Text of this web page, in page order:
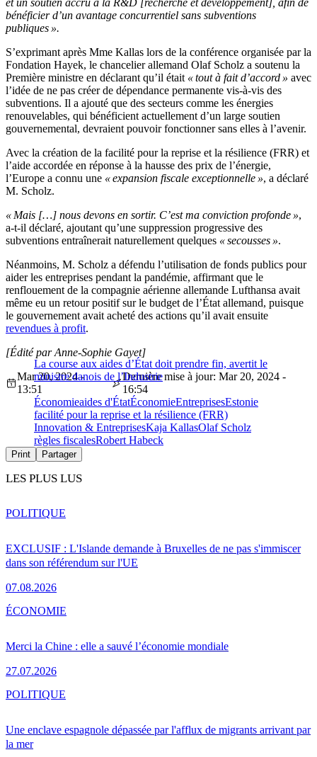
et un soutien accru à la R&D [recherche et développement], afin de
bénéficier d’un avantage concurrentiel sans subventions
publiques ».
S’exprimant après Mme Kallas lors de la conférence organisée par la
Fondation Hayek, le chancelier allemand Olaf Scholz a soutenu la
Première ministre en déclarant qu’il était « tout à fait d’accord » avec
l’idée de ne pas créer de dépendance permanente vis-à-vis des
subventions. Il a ajouté que des secteurs comme les énergies
renouvelables, qui bénéficient actuellement d’un large soutien
gouvernemental, devraient pouvoir fonctionner sans elles à l’avenir.
Avec la création de la facilité pour la reprise et la résilience (FRR) et
l’aide accordée en réponse à la hausse des prix de l’énergie,
l’Europe a connu une « expansion fiscale exceptionnelle », a déclaré
M. Scholz.
« Mais […] nous devons en sortir. C’est ma conviction profonde »,
a-t-il déclaré, ajoutant qu’une suppression progressive des
subventions entraînerait naturellement quelques « secousses ».
Néanmoins, M. Scholz a défendu l’utilisation de fonds publics pour
aider les entreprises pendant la pandémie, affirmant que le
renflouement de la compagnie aérienne allemande Lufthansa avait
même eu un retour positif sur le budget de l’État allemand, puisque
le gouvernement avait acheté des actions qu’il avait ensuite
revendues à profit.
La course aux aides d’État doit prendre fin, avertit le
ministre danois de l’Industrie
[Édité par Anne-Sophie Gayet]
Mar 20, 2024 -
13:51
Dernière mise à jour: Mar 20, 2024 -
16:54
Économieaides d'ÉtatÉconomieEntreprisesEstonie
facilité pour la reprise et la résilience (FRR)
Innovation & EntreprisesKaja KallasOlaf Scholz
règles fiscalesRobert Habeck
Print Partager
LES PLUS LUS
EXCLUSIF : L'Islande demande à Bruxelles de ne pas s'immiscer
dans son référendum sur l'UE
07.08.2026
POLITIQUE
Merci la Chine : elle a sauvé l’économie mondiale
27.07.2026
ÉCONOMIE
Une enclave espagnole dépassée par l'afflux de migrants arrivant par
la mer
POLITIQUE